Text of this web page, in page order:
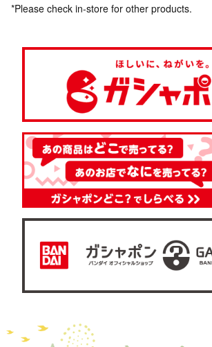
*Please check in-store for other products.